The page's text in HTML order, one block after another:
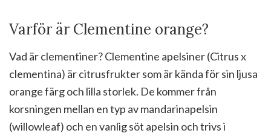
Varför är Clementine orange?
Vad är clementiner? Clementine apelsiner (Citrus x
clementina) är citrusfrukter som är kända för sin ljusa
orange färg och lilla storlek. De kommer från
korsningen mellan en typ av mandarinapelsin
(willowleaf) och en vanlig söt apelsin och trivs i